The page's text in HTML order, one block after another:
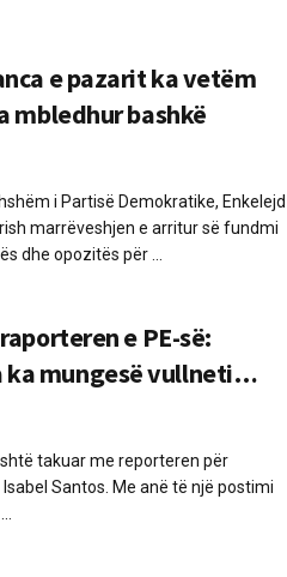
e pazarit ka vetëm
mbledhur bashkë
i Partisë Demokratike, Enkelejd
marrëveshjen e arritur së fundmi
dhe opozitës për ...
e PE-së:
ka mungesë vullneti…
takuar me reporteren për
Isabel Santos. Me anë të një postimi